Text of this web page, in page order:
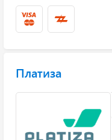
Платиза